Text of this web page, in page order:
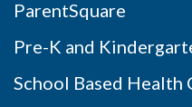
ParentSquare
Pre-K and
School Based Health